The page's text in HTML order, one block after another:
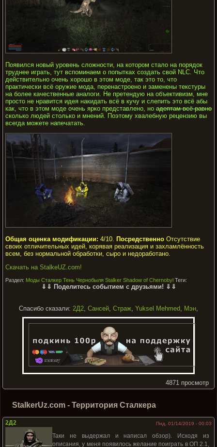
Появился новый уровень сложности, на котором стало на порядок
труднее играть, тут вспоминаем о попытках создать свой NLC. Что
действительно очень хорошо в этом моде, так это то, что
практически всё оружие мода, перенастроено и заменены текстуры
на более качественные аналоги. Не претендую на объективизм, мне
просто не нравится идея накидать всё в кучу и слепить это всё абы
как, что в этом моде очень ярко представлено, но адептам всё равно
сколько людей столько и мнений. Поэтому хвалебную рецензию вы
всегда можете напечатать.
Общая оценка модификации: 4/10. Посредственно Отсутствие
своих отличительных идей, корявая реализация и захламлённость
всем, без нормальной обработки, сыро и недоработано.
Скачать на StalkeUZ.com!
Раздел: Моды Сталкер Тень Чернобыля Stalker Shadow of Chernobyl Теги:
⇓⇓ Поделитесь событием с друзьями! ⇓⇓
Спасибо сказали: 2Д2 Сансей Страж Yuksel Mehmed Мэн
4871 просмотр
StalkerUz.com - Территория Сталкера
2Д2 Пнд, 01/14/2019 - 00:03
Таки не выдержал и написал обзор). Исходя из
описания, у меня появилось желание поиграть в ОП 2.1,